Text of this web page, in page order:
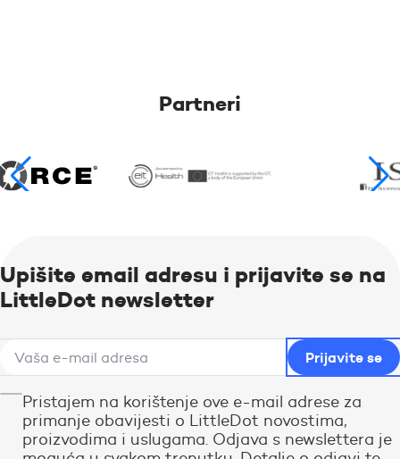
Partneri
Upišite email adresu i prijavite se na
LittleDot newsletter
Pristajem na korištenje ove e-mail adrese za
primanje obavijesti o LittleDot novostima,
proizvodima i uslugama. Odjava s newslettera je